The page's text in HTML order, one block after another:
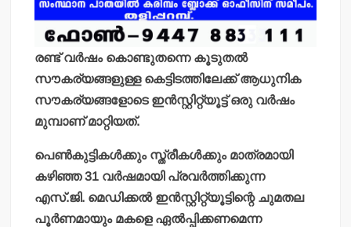
രണ്ട് വര്‍ഷം കൊണ്ടുതന്നെ കൂടുതല്‍
സൗകര്യങ്ങളുള്ള കെട്ടിടത്തിലേക്ക് ആധുനിക
സൗകര്യങ്ങളോടെ ഇന്‍സ്റ്റിറ്റ്യൂട്ട് ഒരു വര്‍ഷം
മുമ്പാണ് മാറ്റിയത്.
പെണ്‍കുട്ടികള്‍ക്കും സ്ത്രീകള്‍ക്കും മാത്രമായി
കഴിഞ്ഞ 31 വര്‍ഷമായി പ്രവര്‍ത്തിക്കുന്ന
എസ്.ജി. മെഡിക്കല്‍ ഇന്‍സ്റ്റിറ്റ്യൂട്ടിന്റെ ചുമതല
പൂര്‍ണമായും മകളെ ഏല്‍പ്പിക്കണമെന്ന